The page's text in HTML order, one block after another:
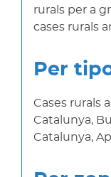
rurals per a
cases rurals
Per
Cases rurals
Catalunya,
Catalunya,